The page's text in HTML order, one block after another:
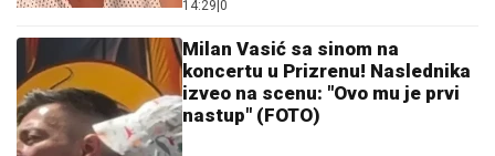
14:29 0
Milan Vasić sa sinom na
koncertu u Prizrenu! Naslednika
izveo na scenu: "Ovo mu je prvi
nastup" (FOTO)